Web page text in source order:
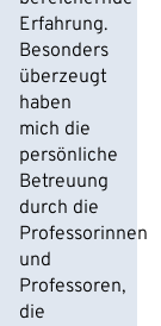
Erfahrung.
Besonders
überzeugt
haben
mich die
persönliche
Betreuung
durch die
Professorinnen
und
Professoren,
die